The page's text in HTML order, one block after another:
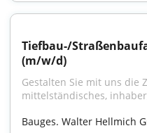
Tiefbau-/
(m/w/d)
Gestalten Sie mit uns die
mittelständisches,
Bauges. Walter Hellmich